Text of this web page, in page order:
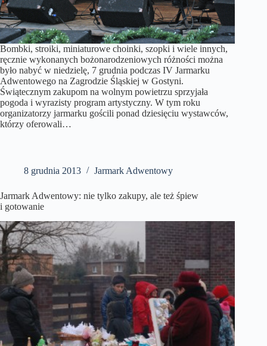
Bombki, stroiki, miniaturowe choinki, szopki i wiele innych,
ręcznie wykonanych bożonarodzeniowych różności można
było nabyć w niedzielę, 7 grudnia podczas IV Jarmarku
Adwentowego na Zagrodzie Śląskiej w Gostyni.
Świątecznym zakupom na wolnym powietrzu sprzyjała
pogoda i wyrazisty program artystyczny. W tym roku
organizatorzy jarmarku gościli ponad dziesięciu wystawców,
którzy oferowali…
8 grudnia 2013 Jarmark Adwentowy
Jarmark Adwentowy: nie tylko zakupy, ale też śpiew
i gotowanie